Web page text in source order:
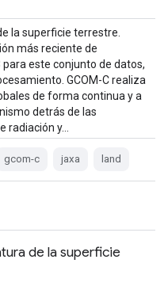
la superficie terrestre.
más reciente de
este conjunto de datos,
GCOM-C realiza
de forma continua y a
detrás de las
radiación y…
gcom-c jaxa land
de la superficie